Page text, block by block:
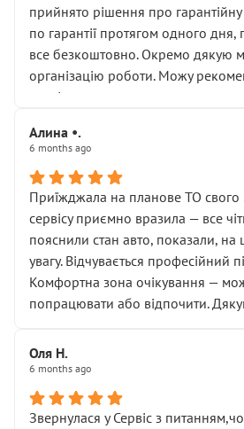
прийнято рішення про
по гарантії протягом одного дня,
все безкоштовно. Окремо дякую
організацію роботи. Можу
сервіс.
Алина •.
6 months ago
Приїжджала на планове ТО
сервісу приємно вразила — все
пояснили стан авто, показали, на
увагу. Відчувається професійний
Комфортна зона очікування —
попрацювати або відпочити.
Оля Н.
6 months ago
Звернулася у Сервіс з